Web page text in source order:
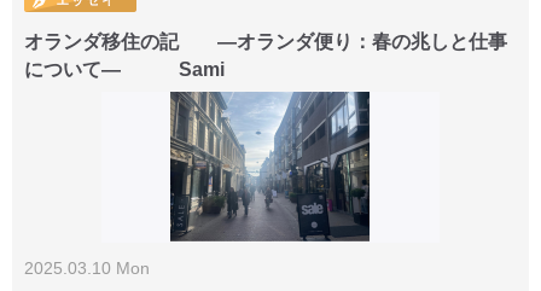
オランダ移住の記 ―オランダ便り：春の兆しと仕事
について― Sami
2025.03.10 Mon